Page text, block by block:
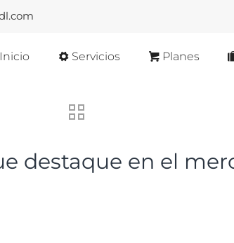
Inicio Servicios Planes
destaque en el